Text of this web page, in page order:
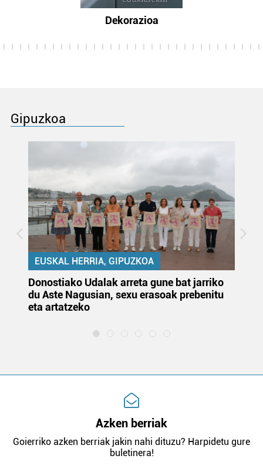
Dekorazioa
Gipuzkoa
EUSKAL HERRIA, GIPUZKOA
Donostiako Udalak arreta gune bat jarriko
du Aste Nagusian, sexu erasoak prebenitu
eta artatzeko
Azken berriak
Goierriko azken berriak jakin nahi dituzu? Harpidetu gure
buletinera!